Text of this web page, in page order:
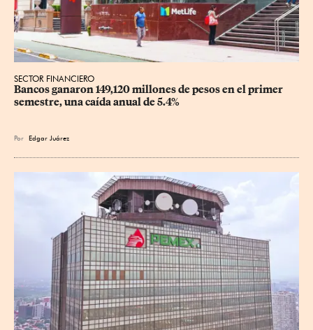
SECTOR FINANCIERO
Bancos ganaron 149,120 millones de pesos en el primer
semestre, una caída anual de 5.4%
Por Edgar Juárez